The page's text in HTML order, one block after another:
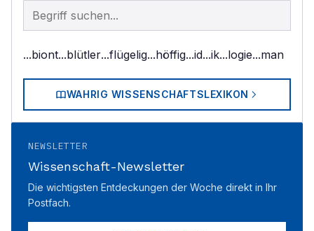
Begriff im Lexikon suchen
...biont...blütler...flügelig...höffig...id...ik...logie...man
WAHRIG WISSENSCHAFTSLEXIKON
NEWSLETTER
Wissenschaft-Newsletter
Die wichtigsten Entdeckungen der Woche direkt in Ihr
Postfach.